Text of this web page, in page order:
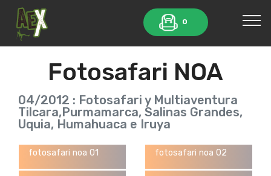
0
Fotosafari NOA
04/2012 : Fotosafari y Multiaventura
Tilcara,Purmamarca, Salinas Grandes,
Uquia, Humahuaca e Iruya
fotosafari noa 01 fotosafari noa 02